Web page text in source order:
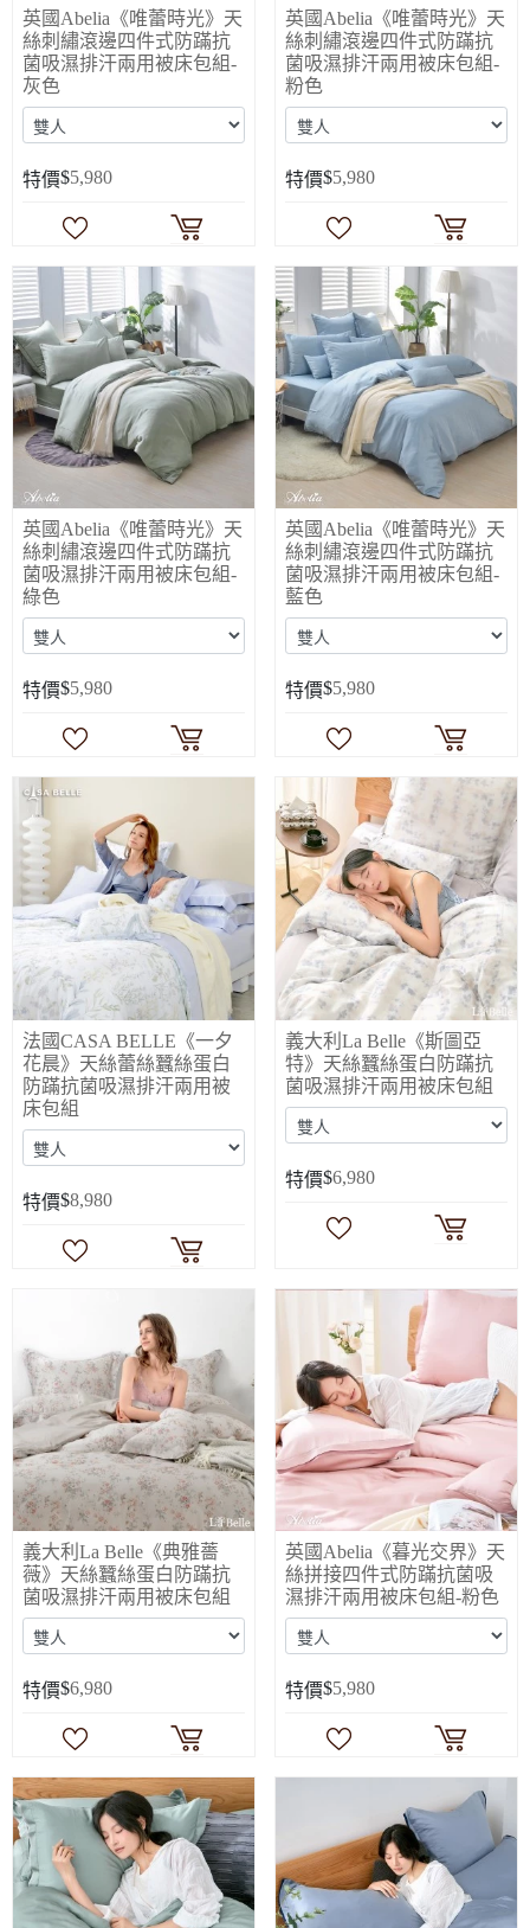
英國Abelia《唯蕾時光》天
絲刺繡滾邊四件式防蹣抗
菌吸濕排汗兩用被床包組-
灰色
特價$5,980
英國Abelia《唯蕾時光》天
絲刺繡滾邊四件式防蹣抗
菌吸濕排汗兩用被床包組-
粉色
特價$5,980
英國Abelia《唯蕾時光》天
絲刺繡滾邊四件式防蹣抗
菌吸濕排汗兩用被床包組-
綠色
特價$5,980
英國Abelia《唯蕾時光》天
絲刺繡滾邊四件式防蹣抗
菌吸濕排汗兩用被床包組-
藍色
特價$5,980
法國CASA BELLE《一夕
花晨》天絲蕾絲蠶絲蛋白
防蹣抗菌吸濕排汗兩用被
床包組
特價$8,980
義大利La Belle《斯圖亞
特》天絲蠶絲蛋白防蹣抗
菌吸濕排汗兩用被床包組
特價$6,980
義大利La Belle《典雅薔
薇》天絲蠶絲蛋白防蹣抗
菌吸濕排汗兩用被床包組
特價$6,980
英國Abelia《暮光交界》天
絲拼接四件式防蹣抗菌吸
濕排汗兩用被床包組-粉色
特價$5,980